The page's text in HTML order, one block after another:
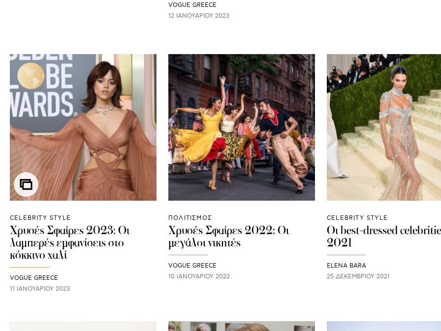
VOGUE GREECE
12 ΙΑΝΟΥΑΡΊΟΥ 2023
CELEBRITY STYLE
Χρυσές Σφαίρες 2023: Οι
λαμπερές εμφανίσεις στο
κόκκινο χαλί
VOGUE GREECE
11 ΙΑΝΟΥΑΡΊΟΥ 2023
ΠΟΛΙΤΙΣΜΟΣ
Χρυσές Σφαίρες 2022: Οι
μεγάλοι νικητές
VOGUE GREECE
10 ΙΑΝΟΥΑΡΊΟΥ 2022
CELEBRITY STYLE
Οι best-dressed
2021
ELENA BARA
25 ΔΕΚΕΜΒΡΊΟΥ 2021